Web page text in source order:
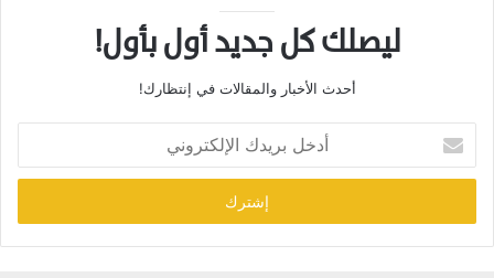
ليصلك كل جديد أول بأول!
أحدث الأخبار والمقالات في إنتظارك!
خ
ب
ر